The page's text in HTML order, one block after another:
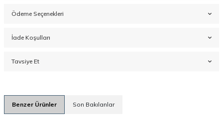
Ödeme Seçenekleri
İade Koşulları
Tavsiye Et
Benzer Ürünler Son Bakılanlar